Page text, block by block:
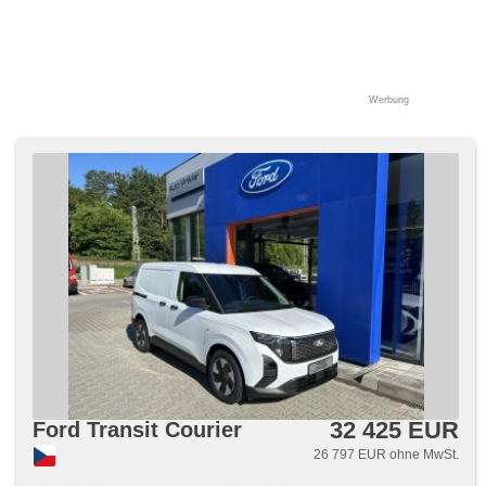
Werbung
Ford Transit Courier 32 425 EUR
26 797 EUR ohne MwSt.